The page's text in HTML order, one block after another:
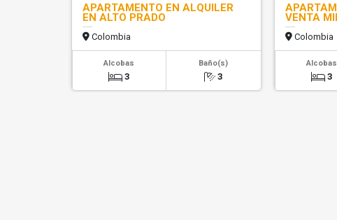
APARTAMENTO EN ALQUILER
EN ALTO PRADO
Colombia
Alcobas
3
Baño(s)
3
VENTA
Colombia
Alcobas
3